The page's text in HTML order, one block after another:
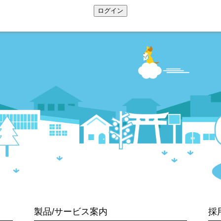
ログイン
製品/サービス案内 採